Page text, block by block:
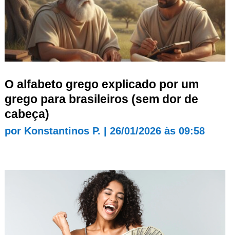
O alfabeto grego explicado por um
grego para brasileiros (sem dor de
cabeça)
por Konstantinos P. 26/01/2026 às 09:58